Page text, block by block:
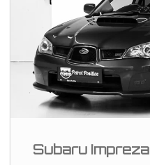
Subaru Impreza